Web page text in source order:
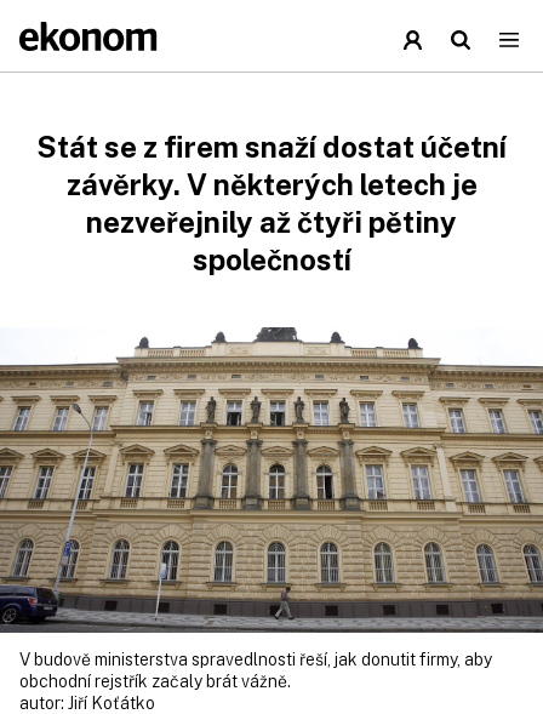
Stát se z firem snaží dostat účetní
závěrky. V některých letech je
nezveřejnily až čtyři pětiny
společností
V budově ministerstva spravedlnosti řeší, jak donutit firmy, aby
obchodní rejstřík začaly brát vážně.
autor: Jiří Koťátko